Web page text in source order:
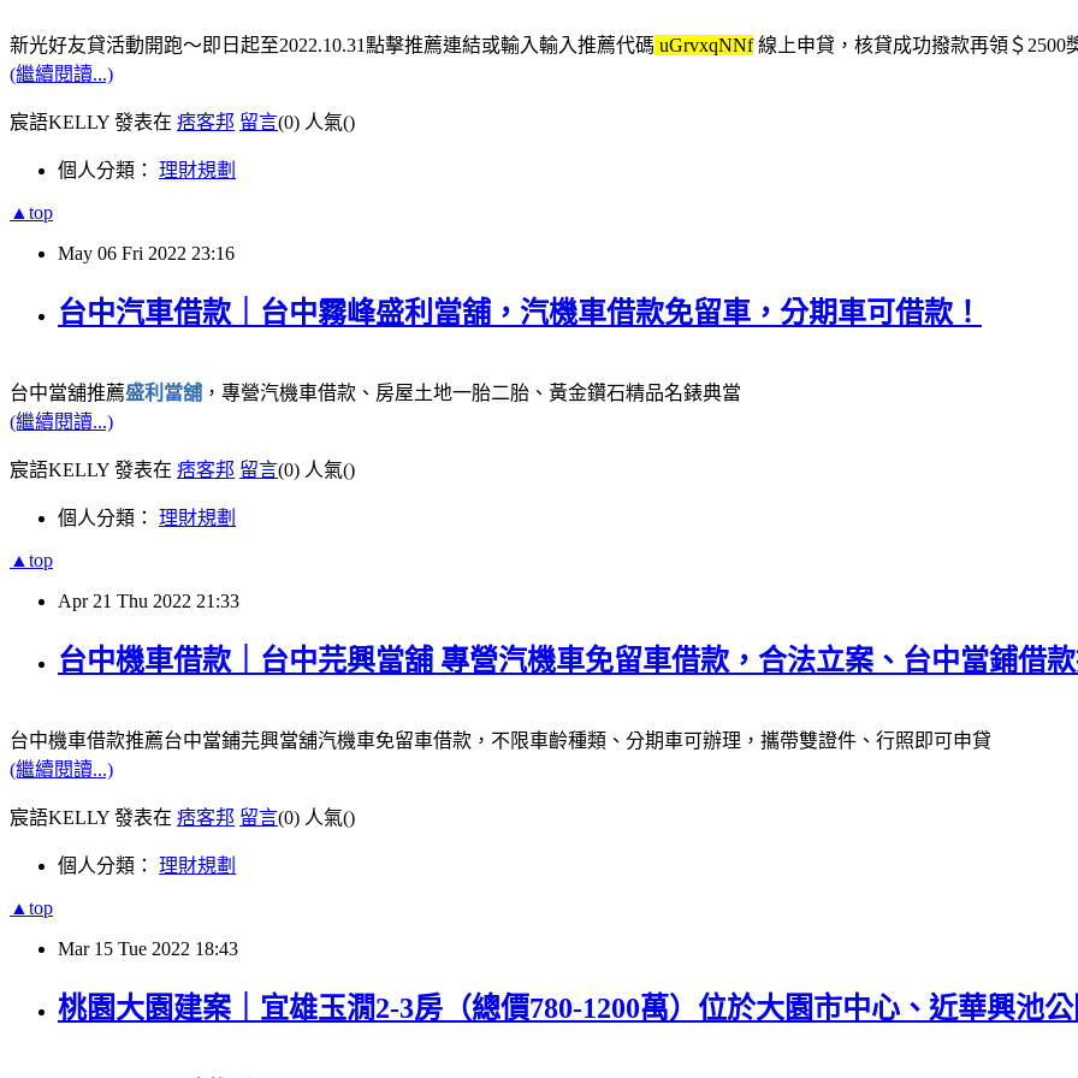
新光好友貸活動開跑～即日起至2022.10.31點擊推薦連結或輸入輸入推薦代碼 uGrvxqNNf線上申貸，核貸成功撥款再領＄2500
(繼續閱讀...)
宸語KELLY 發表在 痞客邦 留言(0) 人氣()
個人分類： 理財規劃
▲top
May 06 Fri 2022 23:16
台中汽車借款｜台中霧峰盛利當舖，汽機車借款免留車，分期車可借款！
台中當舖推薦盛利當舖 ，專營汽機車借款、房屋土地一胎二胎、黃金鑽石精品名錶典當
(繼續閱讀...)
宸語KELLY 發表在 痞客邦 留言(0) 人氣()
個人分類： 理財規劃
▲top
Apr 21 Thu 2022 21:33
台中機車借款｜台中芫興當舖 專營汽機車免留車借款，合法立案、台中當鋪借
台中機車借款推薦台中當鋪芫興當舖汽機車免留車借款，不限車齡種類、分期車可辦理，攜帶雙證件、行照即可申貸
(繼續閱讀...)
宸語KELLY 發表在 痞客邦 留言(0) 人氣()
個人分類： 理財規劃
▲top
Mar 15 Tue 2022 18:43
桃園大園建案｜宜雄玉㵎2-3房（總價780-1200萬）位於大園市中心、近華興池